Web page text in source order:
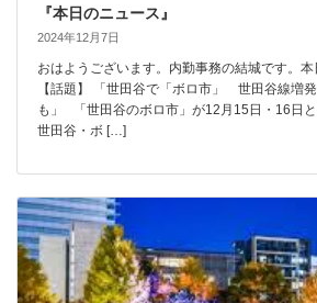
『本日のニュース』
2024年12月7日
おはようございます。内勤事務の結城です。本
【話題】 「世田谷で「ボロ市」 世田谷線増
も」 「世田谷のボロ市」が12月15日・16日と
世田谷・ボ […]